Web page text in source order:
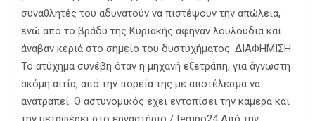
συναθλητές του αδυνατούν να πιστέψουν την απώλεια,
ενώ από το βράδυ της Κυριακής άφηναν λουλούδια και
άναβαν κεριά στο σημείο του δυστυχήματος. ΔΙΑΦΗΜΙΣΗ
Το ατύχημα συνέβη όταν η μηχανή εξετράπη, για άγνωστη
ακόμη αιτία, από την πορεία της με αποτέλεσμα να
ανατραπεί. Ο αστυνομικός έχει εντοπίσει την κάμερα και